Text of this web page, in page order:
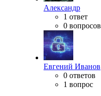
Александр
1 ответ
0 вопросов
Евгений Иванов
0 ответов
1 вопрос